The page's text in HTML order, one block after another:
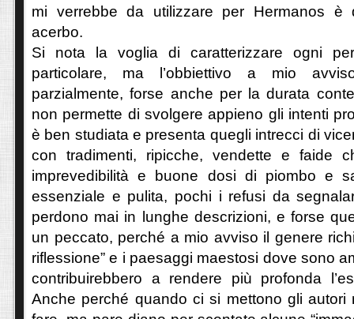
mi verrebbe da utilizzare per Hermanos è
acerbo.
Si nota la voglia di caratterizzare ogni
particolare, ma l’obbiettivo a mio
parzialmente, forse anche per la durata
non permette di svolgere appieno gli intenti
è ben studiata e presenta quegli intrecci di
con tradimenti, ripicche, vendette e faide
imprevedibilità e buone dosi di piombo e
essenziale e pulita, pochi i refusi da
perdono mai in lunghe descrizioni, e forse
un peccato, perché a mio avviso il genere
riflessione” e i paesaggi maestosi dove sono
contribuirebbero a rendere più profonda
Anche perché quando ci si mettono gli autori